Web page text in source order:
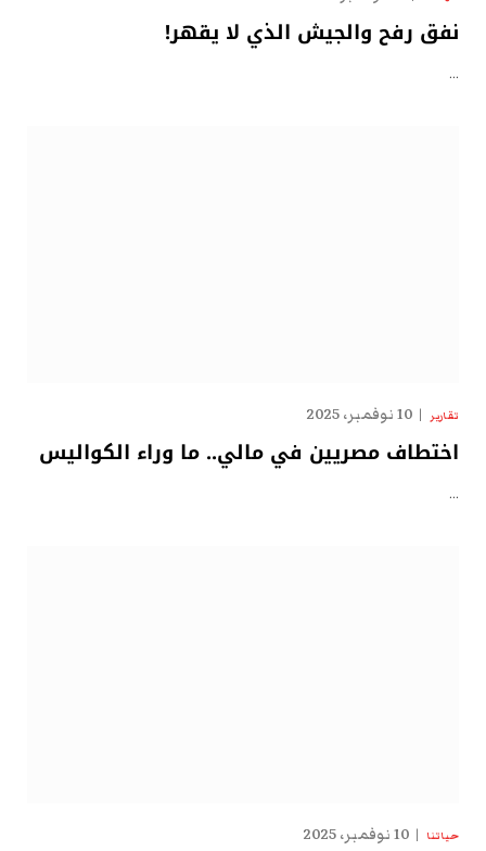
نفق رفح والجيش الذي لا يقهر!
…
تقارير 10 نوفمبر، 2025
اختطاف مصريين في مالي.. ما وراء الكواليس
…
حياتنا 10 نوفمبر، 2025